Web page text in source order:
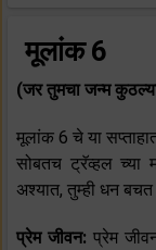
मूलांक 6
(जर तुमचा जन्म
मूलांक 6 चे या
सोबतच ट्रॅव्हल च्या
अश्यात, तुम्ही धन
प्रेम जीवन: प्रेम